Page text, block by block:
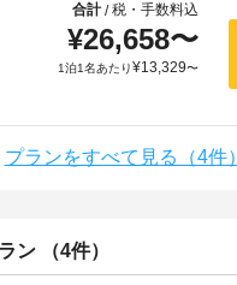
合計/税・手数料込
¥26,658〜
1泊1名あたり¥13,329〜
プランをすべて見る（4件）
ン （4件）